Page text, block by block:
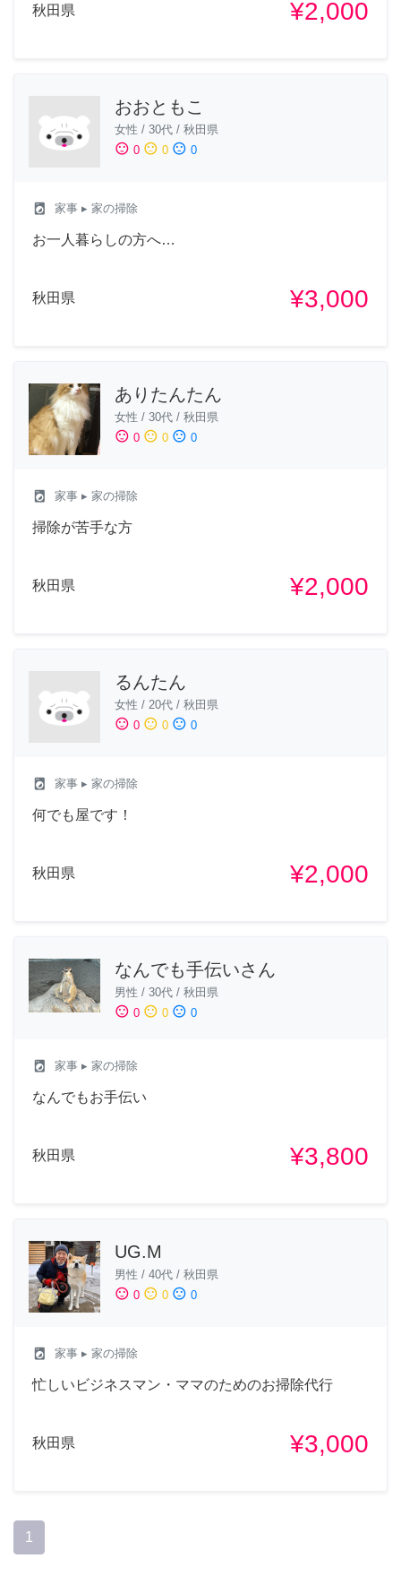
秋田県 ¥2,000
おおともこ
女性 / 30代 / 秋田県
sentiment_satisfied 0 sentiment_neutral 0 sentiment_dissatisfied 0
local_laundry_service 家事 ▸ 家の掃除
お一人暮らしの方へ…
秋田県 ¥3,000
ありたんたん
女性 / 30代 / 秋田県
sentiment_satisfied 0 sentiment_neutral 0 sentiment_dissatisfied 0
local_laundry_service 家事 ▸ 家の掃除
掃除が苦手な方
秋田県 ¥2,000
るんたん
女性 / 20代 / 秋田県
sentiment_satisfied 0 sentiment_neutral 0 sentiment_dissatisfied 0
local_laundry_service 家事 ▸ 家の掃除
何でも屋です！
秋田県 ¥2,000
なんでも手伝いさん
男性 / 30代 / 秋田県
sentiment_satisfied 0 sentiment_neutral 0 sentiment_dissatisfied 0
local_laundry_service 家事 ▸ 家の掃除
なんでもお手伝い
秋田県 ¥3,800
UG.M
男性 / 40代 / 秋田県
sentiment_satisfied 0 sentiment_neutral 0 sentiment_dissatisfied 0
local_laundry_service 家事 ▸ 家の掃除
忙しいビジネスマン・ママのためのお掃除代行
秋田県 ¥3,000
1